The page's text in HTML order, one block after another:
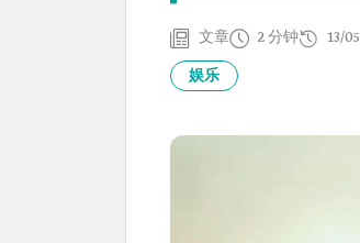
文章 2 分钟 13/
娱乐